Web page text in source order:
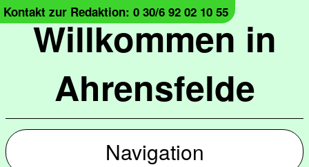
Willkommen in
Ahrensfelde
Kontakt zur Redaktion: 0 30/6 92 02 10 55
Navigation